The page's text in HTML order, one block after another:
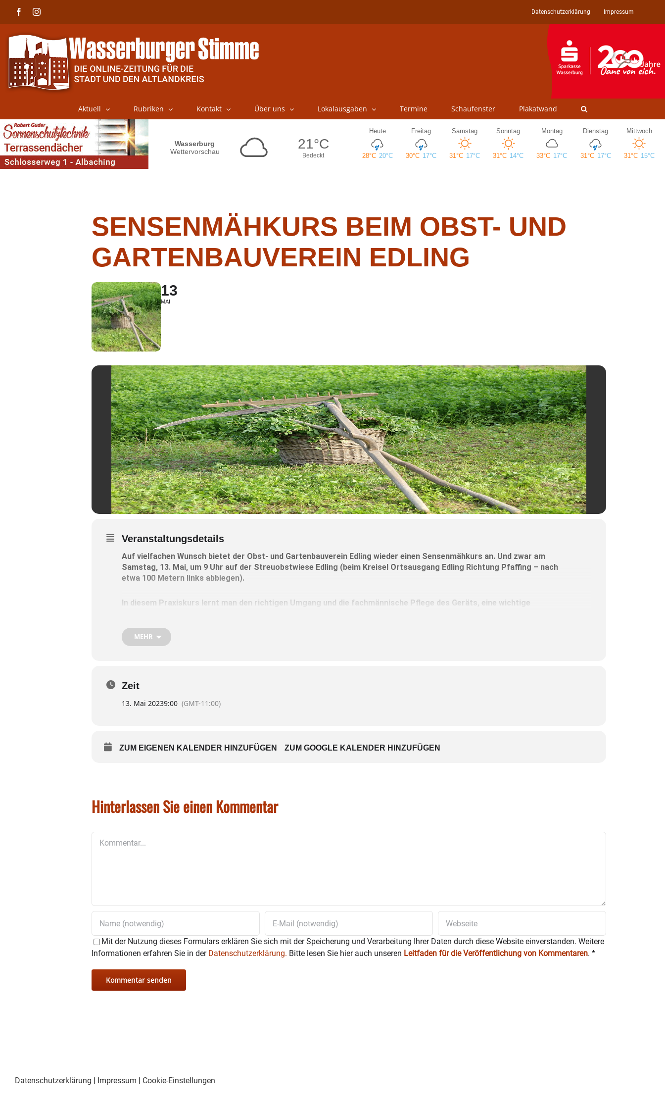
FacebookInstagram Datenschutzerklärung Impressum
Aktuell Rubriken Kontakt Über uns Lokalausgaben Termine Schaufenster Plakatwand
SENSENMÄHKURS BEIM OBST- UND
GARTENBAUVEREIN EDLING
13
MAI
Veranstaltungsdetails
Auf vielfachen Wunsch bietet der Obst- und Gartenbauverein Edling wieder einen Sensenmähkurs an. Und zwar am
Samstag, 13. Mai, um 9 Uhr auf der Streuobstwiese Edling (beim Kreisel Ortsausgang Edling Richtung Pfaffing – nach
etwa 100 Metern links abbiegen).
In diesem Praxiskurs lernt man den richtigen Umgang und die fachmännische Pflege des Geräts, eine wichtige
Unter Anleitung von
Mähen geht. Besonders Hobbygärtner, Naturschützer und Gärtner lieben diese traditionelle Handwerkerkunst.
MEHR
Zeit
13. Mai 20239:00 (GMT-11:00)
ZUM EIGENEN KALENDER HINZUFÜGEN ZUM GOOGLE KALENDER HINZUFÜGEN
Hinterlassen Sie einen Kommentar
Mit der Nutzung dieses Formulars erklären Sie sich mit der Speicherung und Verarbeitung Ihrer Daten durch diese Website einverstanden. Weitere
Informationen erfahren Sie in der Datenschutzerklärung. Bitte lesen Sie hier auch unseren Leitfaden für die Veröffentlichung von Kommentaren. *
Datenschutzerklärung | Impressum | Cookie-Einstellungen